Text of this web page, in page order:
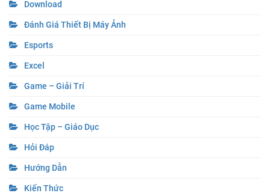
Download
Đánh Giá Thiết Bị Máy Ảnh
Esports
Excel
Game – Giải Trí
Game Mobile
Học Tập – Giáo Dục
Hỏi Đáp
Hướng Dẫn
Kiến Thức